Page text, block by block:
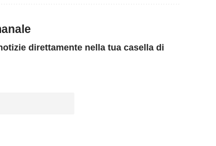
direttamente nella tua casella di